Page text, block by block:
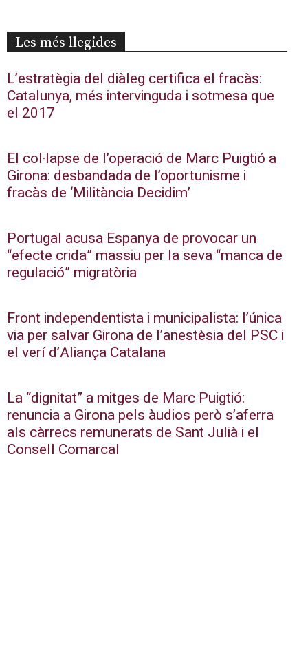
Les més llegides
L’estratègia del diàleg certifica el fracàs:
Catalunya, més intervinguda i sotmesa que
el 2017
El col·lapse de l’operació de Marc Puigtió a
Girona: desbandada de l’oportunisme i
fracàs de ‘Militància Decidim’
Portugal acusa Espanya de provocar un
“efecte crida” massiu per la seva “manca de
regulació” migratòria
Front independentista i municipalista: l’única
via per salvar Girona de l’anestèsia del PSC i
el verí d’Aliança Catalana
La “dignitat” a mitges de Marc Puigtió:
renuncia a Girona pels àudios però s’aferra
als càrrecs remunerats de Sant Julià i el
Consell Comarcal